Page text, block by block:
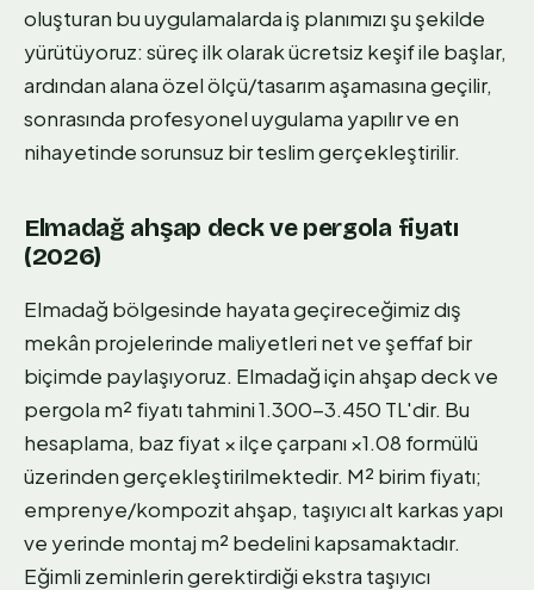
oluşturan bu uygulamalarda iş planımızı şu şekilde
yürütüyoruz: süreç ilk olarak ücretsiz keşif ile başlar,
ardından alana özel ölçü/tasarım aşamasına geçilir,
sonrasında profesyonel uygulama yapılır ve en
nihayetinde sorunsuz bir teslim gerçekleştirilir.
Elmadağ ahşap deck ve pergola fiyatı
(2026)
Elmadağ bölgesinde hayata geçireceğimiz dış
mekân projelerinde maliyetleri net ve şeffaf bir
biçimde paylaşıyoruz. Elmadağ için ahşap deck ve
pergola m² fiyatı tahmini 1.300-3.450 TL'dir. Bu
hesaplama, baz fiyat × ilçe çarpanı ×1.08 formülü
üzerinden gerçekleştirilmektedir. M² birim fiyatı;
emprenye/kompozit ahşap, taşıyıcı alt karkas yapı
ve yerinde montaj m² bedelini kapsamaktadır.
Eğimli zeminlerin gerektirdiği ekstra taşıyıcı